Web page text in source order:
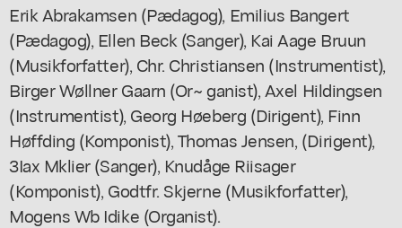
Erik Abrakamsen (Pædagog), Emilius Bangert
(Pædagog), Ellen Beck (Sanger), Kai Aage Bruun
(Musikforfatter), Chr. Christiansen (Instrumentist),
Birger Wøllner Gaarn (Or~ ganist), Axel Hildingsen
(Instrumentist), Georg Høeberg (Dirigent), Finn
Høffding (Komponist), Thomas Jensen, (Dirigent),
3Iax Mklier (Sanger), Knudåge Riisager
(Komponist), Godtfr. Skjerne (Musikforfatter),
Mogens Wb Idike (Organist).